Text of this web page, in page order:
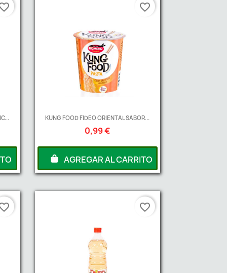
KUNG FOOD FIDEO ORIENTAL SABOR...
0,99 €
AGREGAR AL CARRITO
favorite_border
favorite_border